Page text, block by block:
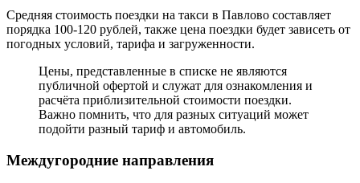
Средняя стоимость поездки на такси в Павлово составляет
порядка 100-120 рублей, также цена поездки будет зависеть от
погодных условий, тарифа и загруженности.
Цены, представленные в списке не являются
публичной офертой и служат для ознакомления и
расчёта приблизительной стоимости поездки.
Важно помнить, что для разных ситуаций может
подойти разный тариф и автомобиль.
Междугородние направления